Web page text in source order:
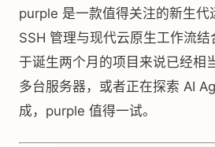
purple 是一款值得关注的新生代
SSH 管理与现代云原生工作流
于诞生两个月的项目来说已经相
多台服务器，或者正在探索 AI
成，purple 值得一试。